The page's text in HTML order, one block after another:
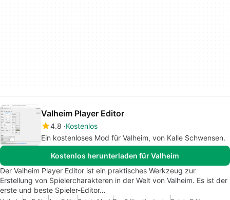
Valheim Player Editor
4.8 Kostenlos
Ein kostenloses Mod für Valheim, von Kalle Schwensen.
Kostenlos herunterladen für Valheim
Der Valheim Player Editor ist ein praktisches Werkzeug zur
Erstellung von Spielercharakteren in der Welt von Valheim. Es ist der
erste und beste Spieler-Editor…